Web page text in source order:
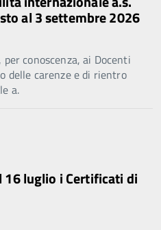
al 3 settembre 2026
conoscenza, ai Docenti
delle carenze e di rientro
a.
luglio i Certificati di